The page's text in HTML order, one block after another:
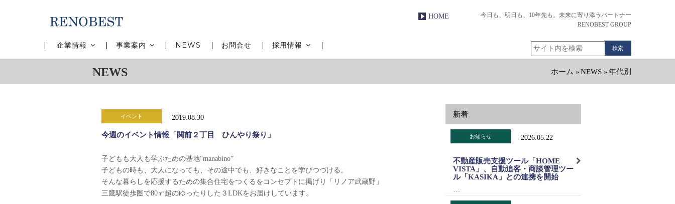
ツ
HOME
今日も、明日も、10年先も。未来に寄り添うパートナー
RENOBEST GROUP
MAIN
NAVIGATION
企業情報 事業案内 NEWS お問合せ 採用情報
検
索
NEWS
パ
く
ホーム »NEWS »年代別
イベント 2019.08.30
今週のイベント情報「関前２丁目 ひんやり祭り」
子どもも大人も学ぶための基地“manabino”
子どもの時も、大人になっても、その途中でも、好きなことを学びつづける。
そんな暮らしを応援するための集合住宅をつくるをコンセプトに掲げり「リノア武蔵野」
三鷹駅徒歩圏で80㎡超のゆったりした３LDKをお届けしています。
新着
お知らせ 2026.05.22
不動産販売支援ツール「HOME
VISTA」、自動追客・商談管理ツー
ル「KASIKA」との連携を開始
…